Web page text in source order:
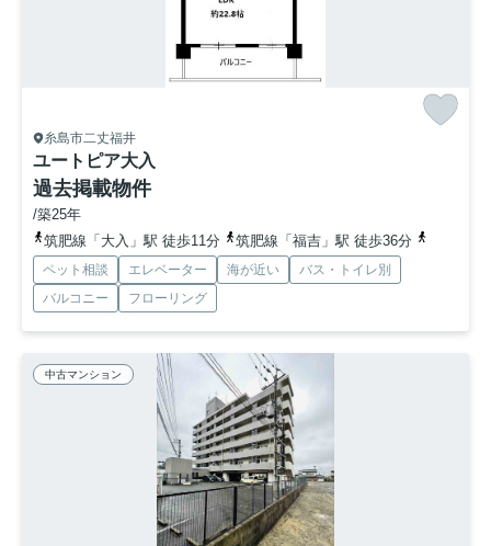
糸島市二丈福井
ユートピア大入
過去掲載物件
/築25年
筑肥線「大入」駅 徒歩11分
筑肥線「福吉」駅 徒歩36分
ペット相談 エレベーター 海が近い
バス・トイレ別
バルコニー
フローリング
中古マンション